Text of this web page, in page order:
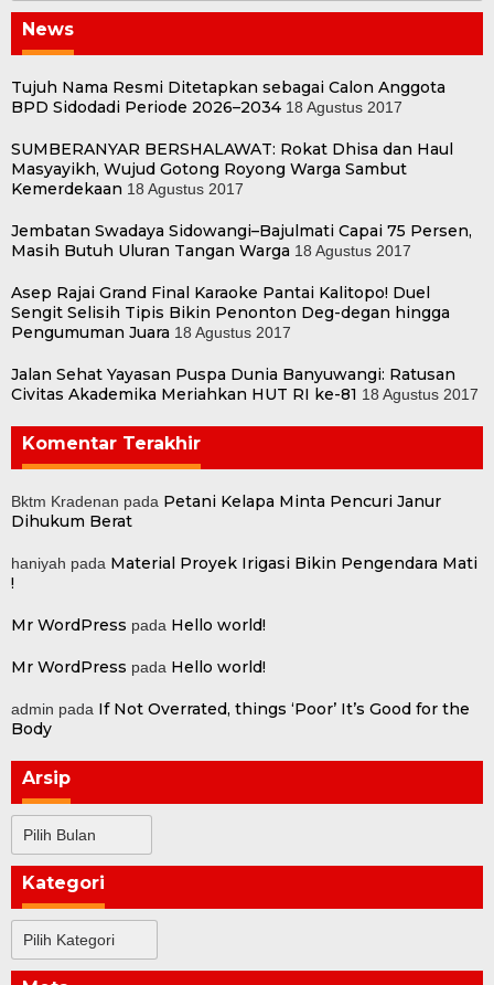
News
Tujuh Nama Resmi Ditetapkan sebagai Calon Anggota
BPD Sidodadi Periode 2026–2034 18 Agustus 2017
SUMBERANYAR BERSHALAWAT: Rokat Dhisa dan Haul
Masyayikh, Wujud Gotong Royong Warga Sambut
Kemerdekaan 18 Agustus 2017
Jembatan Swadaya Sidowangi–Bajulmati Capai 75 Persen,
Masih Butuh Uluran Tangan Warga 18 Agustus 2017
Asep Rajai Grand Final Karaoke Pantai Kalitopo! Duel
Sengit Selisih Tipis Bikin Penonton Deg-degan hingga
Pengumuman Juara 18 Agustus 2017
Jalan Sehat Yayasan Puspa Dunia Banyuwangi: Ratusan
Civitas Akademika Meriahkan HUT RI ke-81 18 Agustus 2017
Komentar Terakhir
Bktm Kradenan pada Petani Kelapa Minta Pencuri Janur
Dihukum Berat
haniyah pada Material Proyek Irigasi Bikin Pengendara Mati
!
Mr WordPress pada Hello world!
Mr WordPress pada Hello world!
admin pada If Not Overrated, things ‘Poor’ It’s Good for the
Body
Arsip
Kategori